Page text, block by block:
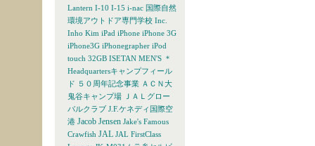
Lantern I-10 I-15 i-nac 国際自然
環境アウトドア専門学校 Inc.
Inho Kim iPad iPhone iPhone 3G
iPhone3G iPhonegrapher iPod
touch 32GB ISETAN MEN'S ＊
Headquartersキャンプフィール
ド ５０周年記念事業 ＡＣＮ大
鬼谷キャンプ場
ＪＡＬグロー
バルクラブ J.F.ケネディ国際空
港 Jacob Jensen Jake's Famous
Crawfish JAL JAL FirstClass